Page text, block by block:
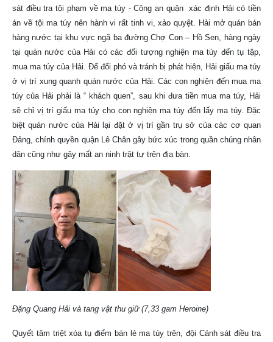
sát điều tra tội phạm về ma túy - Công an quận xác định Hải có tiền
án về tội ma túy nên hành vi rất tinh vi, xảo quyệt. Hải mở quán bán
hàng nước tại khu vực ngã ba đường Chợ Con – Hồ Sen, hàng ngày
tại quán nước của Hải có các đối tượng nghiện ma túy đến tụ tập,
mua ma túy của Hải. Để đối phó và tránh bị phát hiện, Hải giấu ma túy
ở vị trí xung quanh quán nước của Hải. Các con nghiện đến mua ma
túy của Hải phải là “ khách quen”, sau khi đưa tiền mua ma túy, Hải
sẽ chỉ vị trí giấu ma túy cho con nghiện ma túy đến lấy ma túy. Đặc
biệt quán nước của Hải lại đặt ở vị trí gần trụ sở của các cơ quan
Đảng, chính quyền quận Lê Chân gây bức xúc trong quần chúng nhân
dân cũng như gây mất an ninh trật tự trên địa bàn.
Đặng Quang Hải và tang vật thu giữ (7,33 gam Heroine)
Quyết tâm triệt xóa tụ điểm bán lẻ ma túy trên, đội Cảnh sát điều tra